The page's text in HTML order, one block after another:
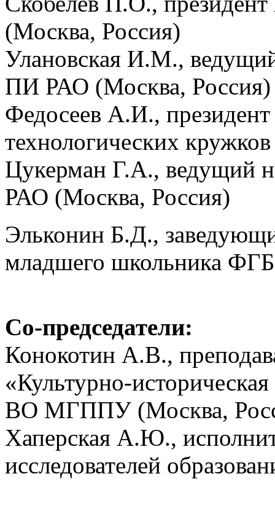
(Москва, Россия)
Улановская И.М.,
ПИ РАО (Москва, Россия)
Федосеев А.И.,
технологических
Цукерман Г.А., ведущий
РАО (Москва, Россия)
Эльконин Б.Д.,
младшего школьника
Со-председатели:
Конокотин А.В.,
«Культурно-
ВО МГППУ (Москва,
Хаперская А.Ю.,
исследователей